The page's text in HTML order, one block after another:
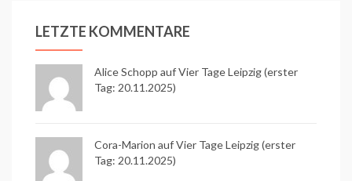
LETZTE KOMMENTARE
Alice Schopp aufVier Tage Leipzig (erster
Tag: 20.11.2025)
Cora-Marion aufVier Tage Leipzig (erster
Tag: 20.11.2025)